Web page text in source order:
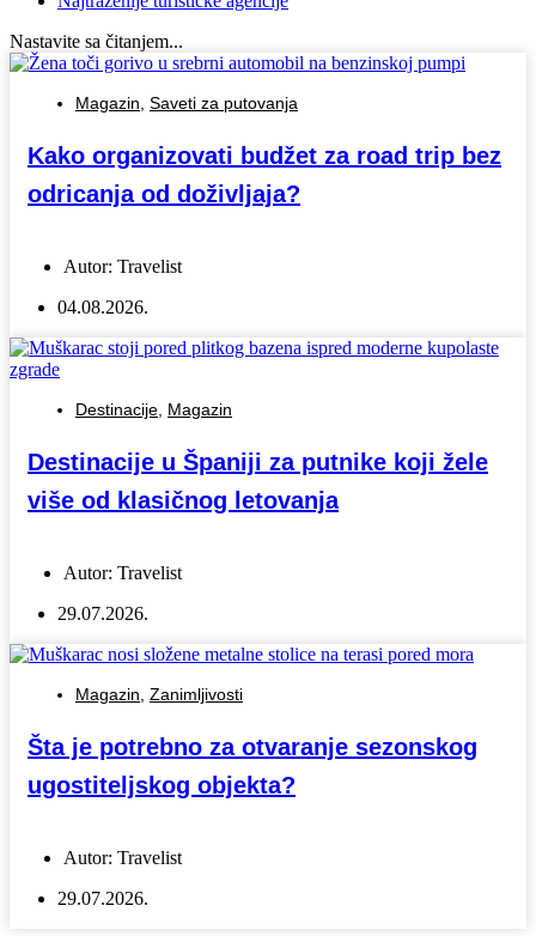
Nastavite sa čitanjem...
Magazin Saveti za putovanja
Kako organizovati budžet za road trip bez
odricanja od doživljaja?
Autor: Travelist
04.08.2026.
Destinacije Magazin
Destinacije u Španiji za putnike koji žele
više od klasičnog letovanja
Autor: Travelist
29.07.2026.
Magazin Zanimljivosti
Šta je potrebno za otvaranje sezonskog
ugostiteljskog objekta?
Autor: Travelist
29.07.2026.